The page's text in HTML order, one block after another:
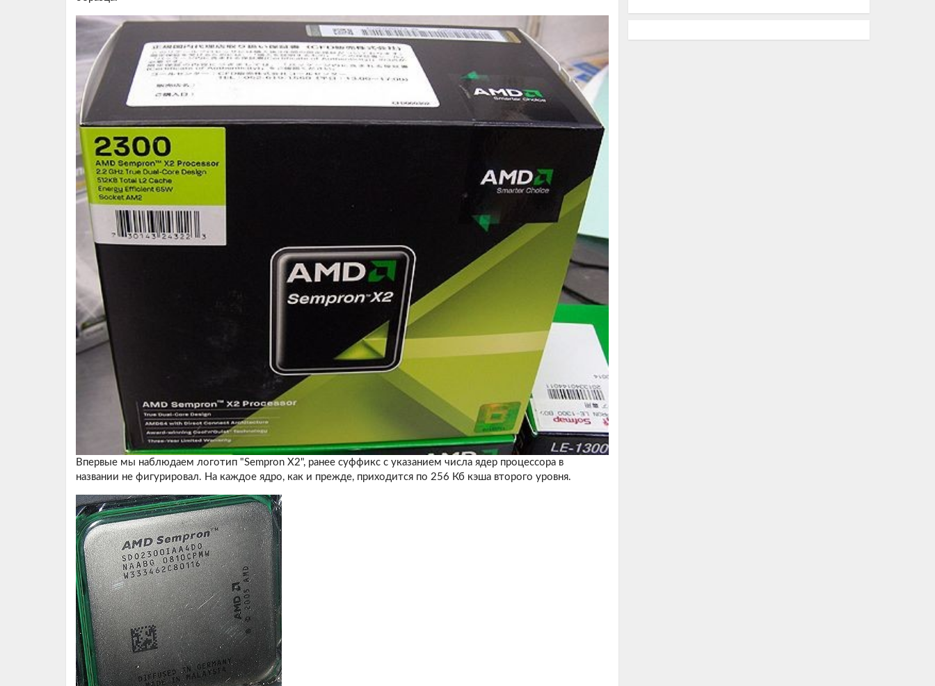
Впервые мы наблюдаем логотип "Sempron X2", ранее суффикс с указанием числа ядер процессора в
названии не фигурировал. На каждое ядро, как и прежде, приходится по 256 Кб кэша второго уровня.